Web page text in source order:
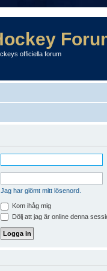
officiella forum
Jag har glömt mitt lösenord.
Kom ihåg mig
Dölj att jag är online denna